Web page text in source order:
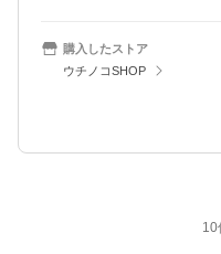
購入したストア
ウチノコSHOP
10